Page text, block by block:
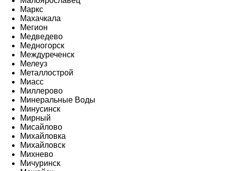
Маркс
Махачкала
Мегион
Медведево
Медногорск
Междуреченск
Мелеуз
Металлострой
Миасс
Миллерово
Минеральные Воды
Минусинск
Мирный
Мисайлово
Михайловка
Михайловск
Михнево
Мичуринск